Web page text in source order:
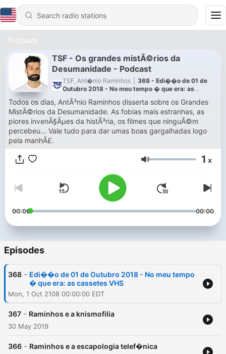
Podcasts
TSF - Os grandes mistÃ©rios da
Desumanidade - Podcast
TSF, Ant�nio Raminhos
368 - Edi��o de 01 de
Outubro 2018 - No meu tempo � que era: as
cassetes VHS
Todos os dias, AntÃ³nio Raminhos disserta sobre os Grandes
MistÃ©rios da Desumanidade. As fobias mais estranhas, as
piores invenÃ§Ãµes da histÃ³ria, os filmes que ninguÃ©m
percebeu... Vale tudo para dar umas boas gargalhadas logo
pela manhÃ£.
Volume 1 x
00:00 00:00
Episodes
368 - Edi��o de 01 de Outubro 2018 - No meu tempo
� que era: as cassetes VHS
Mon, 1 Oct 2108 00:00:00 EDT
367 - Raminhos e a knismofilia
30 May 2019
366 - Raminhos e a escapologia telef�nica